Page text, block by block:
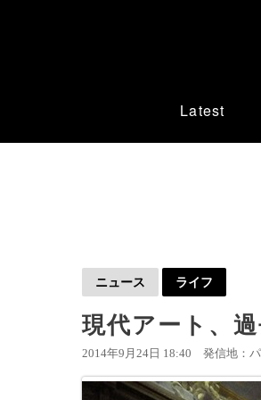
Latest
ニュース ライフ
現代アート、
2014年9月24日 18:40 発信地：